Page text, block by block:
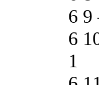
6 9
6
1